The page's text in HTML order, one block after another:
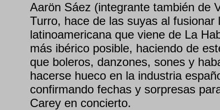
Aarön Sáez (integrante también de
Turro, hace de las suyas al fusionar
latinoamericana que viene de La
más ibérico posible, haciendo de
que boleros, danzones, sones y
hacerse hueco en la industria
confirmando fechas y sorpresas
Carey en concierto.